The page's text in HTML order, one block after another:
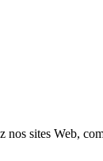
sites Web,